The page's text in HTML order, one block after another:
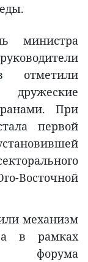
министра
отметили
При
первой
Восточной
механизм
в рамках
форума